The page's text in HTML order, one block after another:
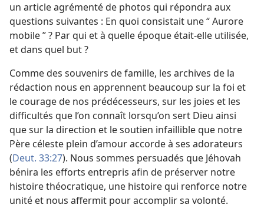
un article agrémenté de photos qui répondra aux
questions suivantes : En quoi consistait une “ Aurore
mobile ” ? Par qui et à quelle époque était-​elle utilisée,
et dans quel but ?
Comme des souvenirs de famille, les archives de la
rédaction nous en apprennent beaucoup sur la foi et
le courage de nos prédécesseurs, sur les joies et les
difficultés que l’on connaît lorsqu’on sert Dieu ainsi
que sur la direction et le soutien infaillible que notre
Père céleste plein d’amour accorde à ses adorateurs
(Deut. 33:27). Nous sommes persuadés que Jéhovah
bénira les efforts entrepris afin de préserver notre
histoire théocratique, une histoire qui renforce notre
unité et nous affermit pour accomplir sa volonté.